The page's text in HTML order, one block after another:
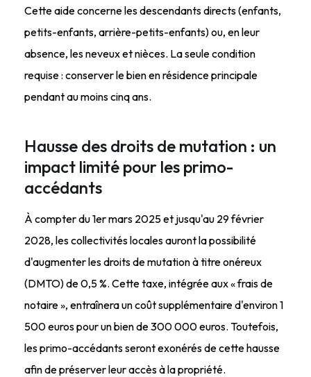
Cette aide concerne les descendants directs (enfants,
petits-enfants, arrière-petits-enfants) ou, en leur
absence, les neveux et nièces. La seule condition
requise : conserver le bien en résidence principale
pendant au moins cinq ans.
Hausse des droits de mutation : un
impact limité pour les primo-
accédants
À compter du 1er mars 2025 et jusqu'au 29 février
2028, les collectivités locales auront la possibilité
d'augmenter les droits de mutation à titre onéreux
(DMTO) de 0,5 %. Cette taxe, intégrée aux « frais de
notaire », entraînera un coût supplémentaire d'environ 1
500 euros pour un bien de 300 000 euros. Toutefois,
les primo-accédants seront exonérés de cette hausse
afin de préserver leur accès à la propriété.